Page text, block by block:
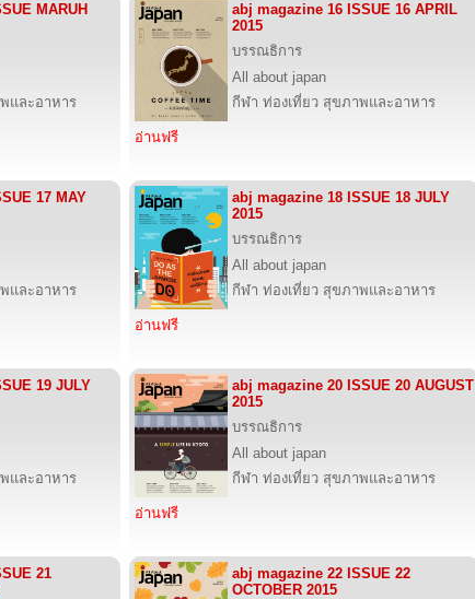
MARUH
และอาหาร
abj magazine 16 ISSUE 16 APRIL
2015
บรรณธิการ
All about japan
กีฬา ท่องเที่ยว สุขภาพและอาหาร
อ่านฟรี
17 MAY
และอาหาร
abj magazine 18 ISSUE 18 JULY
2015
บรรณธิการ
All about japan
กีฬา ท่องเที่ยว สุขภาพและอาหาร
อ่านฟรี
19 JULY
และอาหาร
abj magazine 20 ISSUE 20 AUGUST
2015
บรรณธิการ
All about japan
กีฬา ท่องเที่ยว สุขภาพและอาหาร
อ่านฟรี
21
abj magazine 22 ISSUE 22
OCTOBER 2015